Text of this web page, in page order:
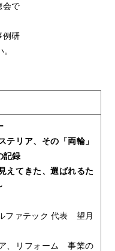
会で
例研
テリア、その「両輪」
記録
えてきた、選ばれるた
ファテック 代表 望月
、リフォーム 事業の